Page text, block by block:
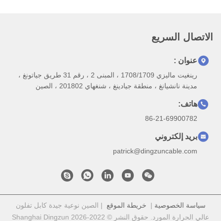
الاتصال السريع
عنوان :
رينغيت ماليزي 1708/1709 ، المبنى 2 ، رقم 31 طريق جياتونغ ،
مدينة نانشيانغ ، منطقة جيادينغ ، شنغهاي 201802 ، الصين
هاتف:
86-21-69900782
بريد إلكتروني
patrick@dingzuncable.com
سياسة الخصوصية | خريطة الموقع | الصين نوعية جيدة كابل تفلون
عالي الحرارة المورد. حقوق النشر © 2022-2026 Shanghai Dingzun